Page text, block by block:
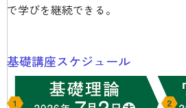
で学びを継続できる。
基礎講座スケジュール